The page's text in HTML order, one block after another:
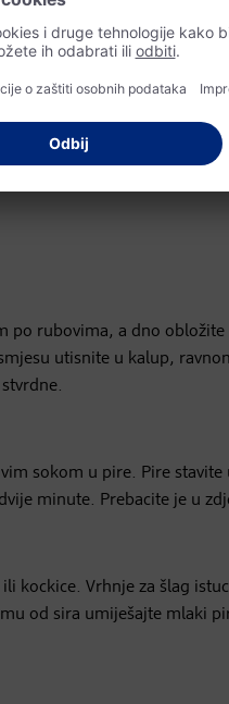
po rubovima, a dno
utisnite u kalup,
sokom u pire. Pire
minute. Prebacite je u
kockice. Vrhnje za šlag
od sira umiješajte mlaki